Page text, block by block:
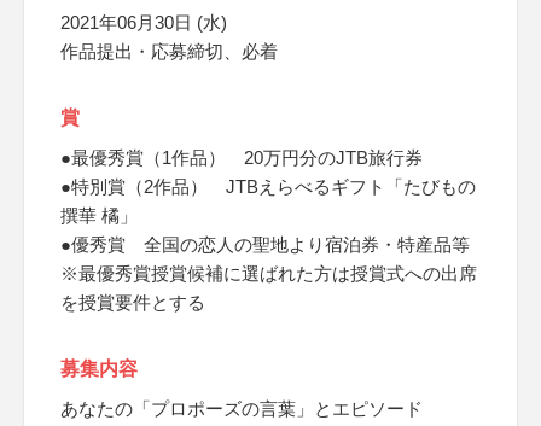
2021年06月30日 (水)
作品提出・応募締切、必着
賞
●最優秀賞（1作品） 20万円分のJTB旅行券
●特別賞（2作品） JTBえらべるギフト「たびもの
撰華 橘」
●優秀賞 全国の恋人の聖地より宿泊券・特産品等
※最優秀賞授賞候補に選ばれた方は授賞式への出席
を授賞要件とする
募集内容
あなたの「プロポーズの言葉」とエピソード